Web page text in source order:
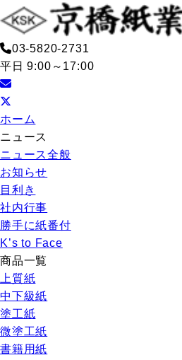
03-5820-2731
平日 9:00～17:00
ホーム
ニュース
ニュース全般
お知らせ
目利き
社内行事
勝手に紙番付
K’s to Face
商品一覧
上質紙
中下級紙
塗工紙
微塗工紙
書籍用紙